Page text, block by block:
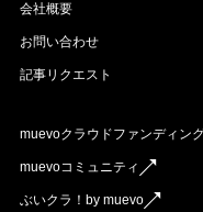
会社概要
お問い合わせ
記事リクエスト
muevoクラウドファンディン
muevoコミュニティ
ぶいクラ！by muevo